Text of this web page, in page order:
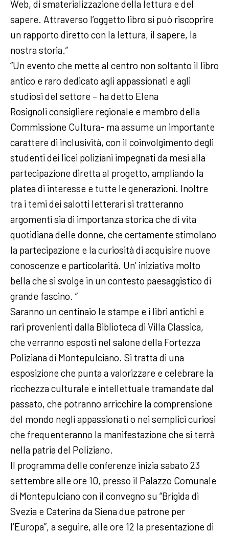
Web, di smaterializzazione della lettura e del
sapere. Attraverso l’oggetto libro si può riscoprire
un rapporto diretto con la lettura, il sapere, la
nostra storia.”
“Un evento che mette al centro non soltanto il libro
antico e raro dedicato agli appassionati e agli
studiosi del settore – ha detto Elena
Rosignoli consigliere regionale e membro della
Commissione Cultura- ma assume un importante
carattere di inclusività, con il coinvolgimento degli
studenti dei licei poliziani impegnati da mesi alla
partecipazione diretta al progetto, ampliando la
platea di interesse e tutte le generazioni. Inoltre
tra i temi dei salotti letterari si tratteranno
argomenti sia di importanza storica che di vita
quotidiana delle donne, che certamente stimolano
la partecipazione e la curiosità di acquisire nuove
conoscenze e particolarità. Un’ iniziativa molto
bella che si svolge in un contesto paesaggistico di
grande fascino. “
Saranno un centinaio le stampe e i libri antichi e
rari provenienti dalla Biblioteca di Villa Classica,
che verranno esposti nel salone della Fortezza
Poliziana di Montepulciano. Si tratta di una
esposizione che punta a valorizzare e celebrare la
ricchezza culturale e intellettuale tramandate dal
passato, che potranno arricchire la comprensione
del mondo negli appassionati o nei semplici curiosi
che frequenteranno la manifestazione che si terrà
nella patria del Poliziano.
Il programma delle conferenze inizia sabato 23
settembre alle ore 10, presso il Palazzo Comunale
di Montepulciano con il convegno su “Brigida di
Svezia e Caterina da Siena due patrone per
l’Europa”, a seguire, alle ore 12 la presentazione di